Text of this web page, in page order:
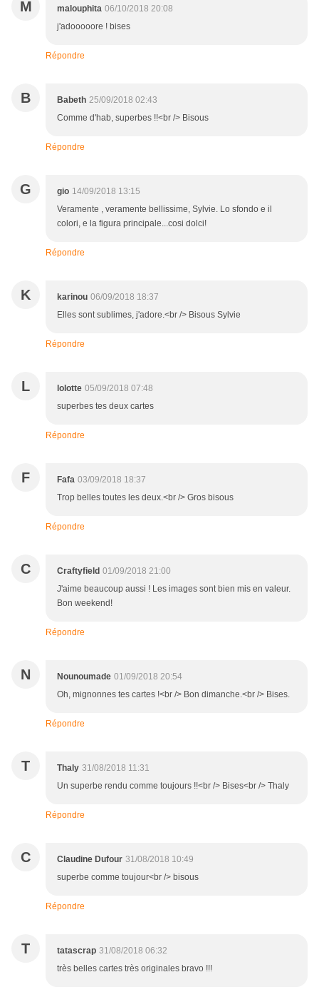
M malouphita 06/10/2018 20:08
j'adooooore ! bises
Répondre
B Babeth 25/09/2018 02:43
Comme d'hab, superbes !!<br /> Bisous
Répondre
G gio 14/09/2018 13:15
Veramente , veramente bellissime, Sylvie. Lo sfondo e il
colori, e la figura principale...cosi dolci!
Répondre
K karinou 06/09/2018 18:37
Elles sont sublimes, j'adore.<br /> Bisous Sylvie
Répondre
L lolotte 05/09/2018 07:48
superbes tes deux cartes
Répondre
F Fafa 03/09/2018 18:37
Trop belles toutes les deux.<br /> Gros bisous
Répondre
C Craftyfield 01/09/2018 21:00
J'aime beaucoup aussi ! Les images sont bien mis en valeur.
Bon weekend!
Répondre
N Nounoumade 01/09/2018 20:54
Oh, mignonnes tes cartes !<br /> Bon dimanche.<br /> Bises.
Répondre
T Thaly 31/08/2018 11:31
Un superbe rendu comme toujours !!<br /> Bises<br /> Thaly
Répondre
C Claudine Dufour 31/08/2018 10:49
superbe comme toujour<br /> bisous
Répondre
T tatascrap 31/08/2018 06:32
très belles cartes très originales bravo !!!